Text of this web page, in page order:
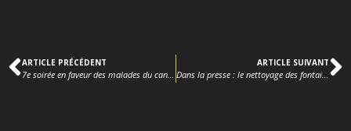
ARTICLE PRÉCÉDENT ARTICLE SUIVANT
Dans la presse : le nettoyage des fontaines et lavoirs